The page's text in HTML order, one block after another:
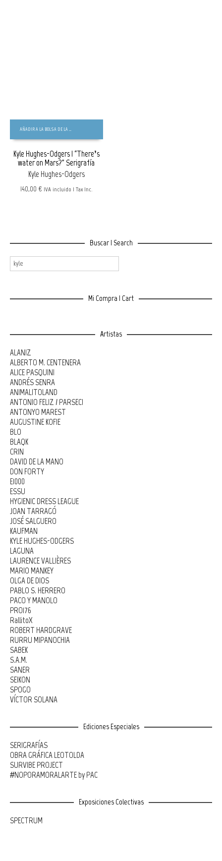
AÑADIR A LA BOLSA DE LA COMPRA
Kyle Hughes-Odgers | “There’s
water on Mars?” Serigrafía
Kyle Hughes-Odgers
140,00 € IVA incluido | Tax Inc.
Buscar | Search
Mi Compra | Cart
Artistas
ALANIZ
ALBERTO M. CENTENERA
ALICE PASQUINI
ANDRÉS SENRA
ANIMALITOLAND
ANTONIO FELIZ / PARSEC!
ANTONYO MAREST
AUGUSTINE KOFIE
BLO
BLAQK
CRIN
DAVID DE LA MANO
DON FORTY
E1000
ESSU
HYGIENIC DRESS LEAGUE
JOAN TARRAGÓ
JOSÉ SALGUERO
KAUFMAN
KYLE HUGHES-ODGERS
LAGUNA
LAURENCE VALLIÈRES
MARIO MANKEY
OLGA DE DIOS
PABLO S. HERRERO
PACO Y MANOLO
PRO176
RallitoX
ROBERT HARDGRAVE
RURRU MIPANOCHIA
SABEK
S.A.M.
SANER
SEIKON
SPOGO
VÍCTOR SOLANA
Ediciones Especiales
SERIGRAFÍAS
OBRA GRÁFICA LEOTOLDA
SURVIBE PROJECT
#NOPORAMORALARTE by PAC
Exposiciones Colectivas
SPECTRUM